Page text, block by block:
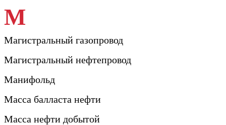
М
Магистральный газопровод
Магистральный нефтепровод
Манифольд
Масса балласта нефти
Масса нефти добытой